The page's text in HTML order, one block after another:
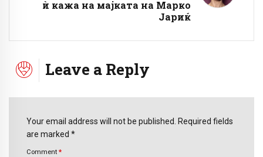
ѝ кажа на мајката на Марко
Јариќ
Leave a Reply
Your email address will not be published. Required fields
are marked *
Comment *